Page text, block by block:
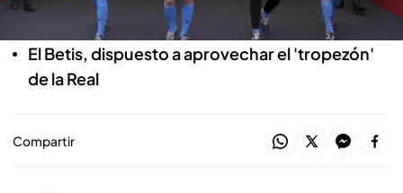
El Atleti, a superar el golpe de la Copa del Rey
El Betis, dispuesto a aprovechar el 'tropezón'
de la Real
Compartir